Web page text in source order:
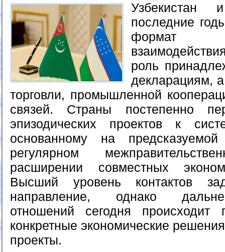
Узбекистан
последние
формат
роль
декларациям,
торговли, промышленной
связей. Страны постепенно
эпизодических проектов к
основанному на
регулярном
расширении совместных
Высший уровень контактов
направление, однако
отношений сегодня происходит
конкретные экономические
проекты.